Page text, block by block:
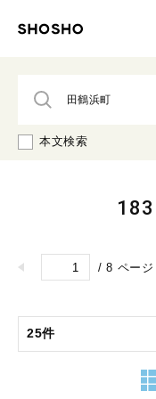
本文検索
/ 8 ページ
183